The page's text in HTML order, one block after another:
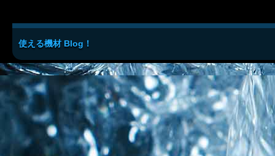
使える機材 Blog！